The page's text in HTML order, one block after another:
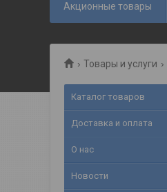
Акционные товары
Товары и услуги
Каталог товаров
Доставка и оплата
О нас
Новости